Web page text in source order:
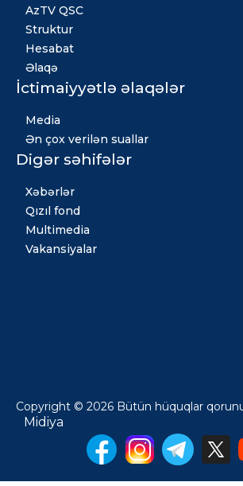
AzTV QSC
Struktur
Hesabat
Əlaqə
İctimaiyyətlə əlaqələr
Media
Ən çox verilən suallar
Digər səhifələr
Xəbərlər
Qızıl fond
Multimedia
Vakansiyalar
Copyright © 2026 Bütün hüquqlar
Midiya